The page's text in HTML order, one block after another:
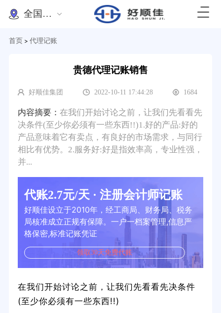
全国办理
首页 > 代理记账
贵德代理记账销售
好顺佳集团 2022-10-11 17:44:28 1684
内容摘要： 在我们开始讨论之前，让我们先看看先
决条件(至少你必须有一些东西!!)1.好的产品:好的
产品意味着它有卖点，有良好的市场需求，与同行
相比有优势。2.服务好:好是指效率高，专业性强，
并...
代账2.7元/天 · 注册会计师记账
好顺佳设立于2010年，经工商局、财务局、税务
局核准成立正规有保障。一户一档案管理,信息严
格保密,标准记账凭证
领取30天免费代账
在我们开始讨论之前，让我们先看看先决条件
(至少你必须有一些东西!!)